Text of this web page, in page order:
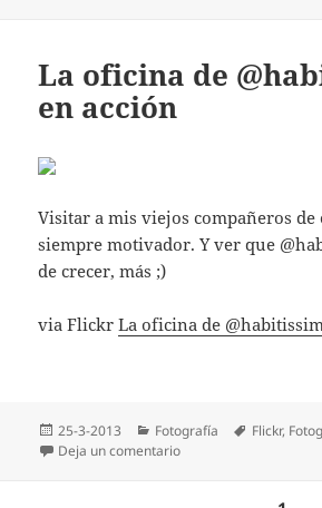
La oficina de
en acción
Visitar a mis viejos compañeros de
siempre motivador. Y ver que
de crecer, más ;)
via FlickrLa oficina de
Publicado
el
25-3-2013 Categorías
Fotografía Etiquetas
Flickr,
Deja un comentarioen La oficina de